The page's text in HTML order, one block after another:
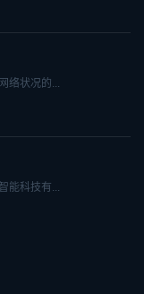
络状况的...
能科技有...